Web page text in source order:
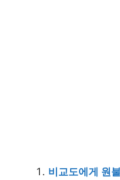
비교도에게 원